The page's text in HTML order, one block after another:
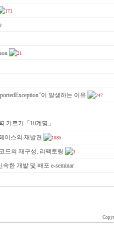
171
21
이 발생하는 이유 247
기르기「10계명」
이스의 재발견 1085
드의 재구성, 리팩토링 3
한 개발 및 배포 e-seminar